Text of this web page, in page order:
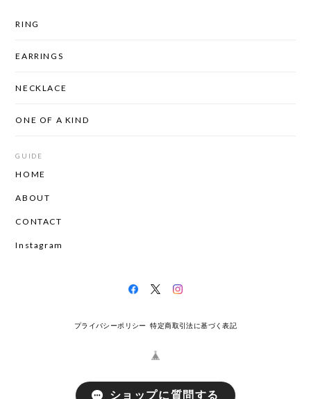
RING
EARRINGS
NECKLACE
ONE OF A KIND
GUIDE
HOME
ABOUT
CONTACT
Instagram
プライバシーポリシー 特定商取引法に基づく表記
ショップに質問する